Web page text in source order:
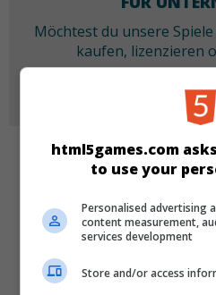
Möchtest du unsere
kaufen, lizenzieren
Mehr
Match 3
html5games.com
to use your
Personalised advertising
content measurement,
services development
Store and/or access